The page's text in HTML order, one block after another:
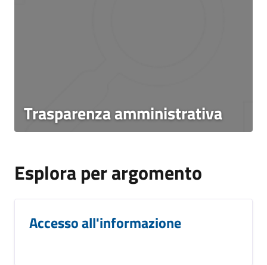
Trasparenza amministrativa
Esplora per argomento
Accesso all'informazione